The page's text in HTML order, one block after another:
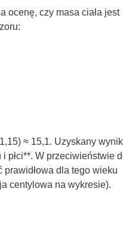
ocenę, czy masa ciała jest
≈ 15,1. Uzyskany wynik
płci**. W przeciwieństwie
dla tego wieku
centylowa na wykresie).